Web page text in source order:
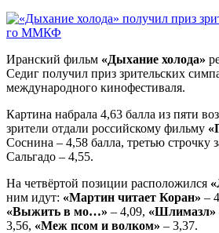
Иранский фильм «Дыхание холода»
Седиг получил приз зрительских
международного кинофестиваля.
Картина набрала 4,63 балла из пяти
зрители отдали российскому фильму
Соснина – 4,58 балла, третью строчку
Сальгадо – 4,55.
На четвёртой позиции расположился
ним идут: «Мартин читает Коран» –
«Выжить в мо…» – 4,09, «Шлимазл»
3,56, «Меж псом и волком» – 3,37.